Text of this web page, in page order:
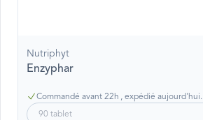
Nutriphyt
Enzyphar
Commandé avant 22h , expédié aujourd'hui.
90 tablet